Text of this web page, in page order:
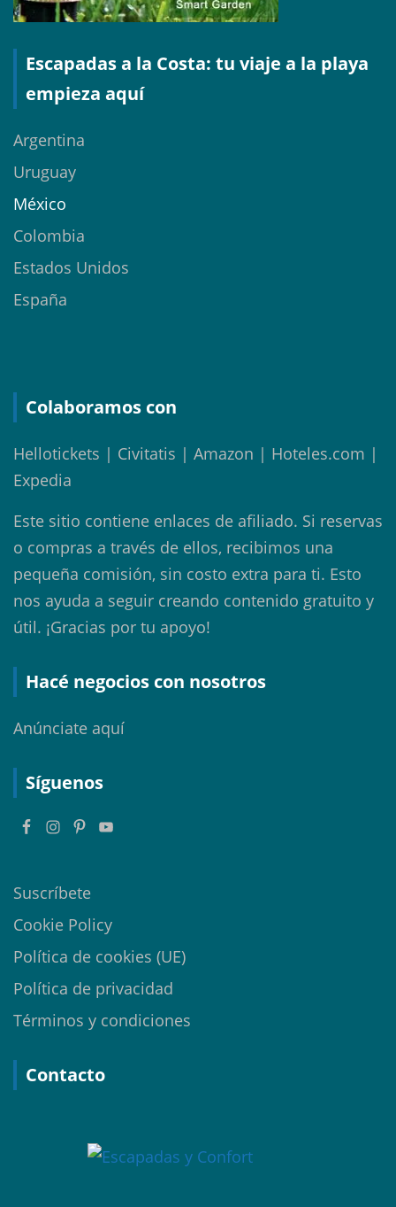
Escapadas a la Costa: tu viaje a la playa
empieza aquí
Argentina
Uruguay
México
Colombia
Estados Unidos
España
Colaboramos con
Hellotickets | Civitatis | Amazon | Hoteles.com |
Expedia
Este sitio contiene enlaces de afiliado. Si reservas
o compras a través de ellos, recibimos una
pequeña comisión, sin costo extra para ti. Esto
nos ayuda a seguir creando contenido gratuito y
útil. ¡Gracias por tu apoyo!
Hacé negocios con nosotros
Anúnciate aquí
Síguenos
Suscríbete
Cookie Policy
Política de cookies (UE)
Política de privacidad
Términos y condiciones
Contacto